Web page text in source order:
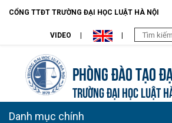
CỔNG TTĐT TRƯỜNG ĐẠI HỌC LUẬT HÀ NỘI
VIDEO
Phòng Đào Tạo
TRƯỜNG ĐẠI HỌC LUẬT
Danh mục chính